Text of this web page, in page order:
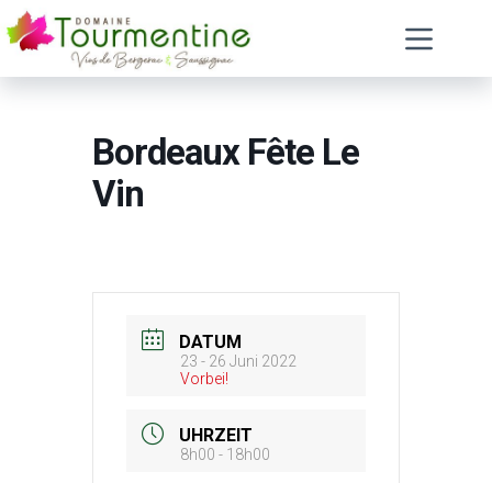
Zum
Inhalt
springen
Bordeaux Fête Le
Vin
DATUM
23 - 26 Juni 2022
Vorbei!
UHRZEIT
8h00 - 18h00